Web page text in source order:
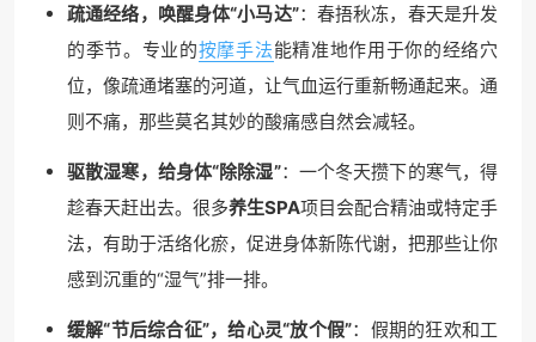
疏通经络，唤醒身体“小马达”：春捂秋冻，春天是升发
的季节。专业的按摩手法能精准地作用于你的经络穴
位，像疏通堵塞的河道，让气血运行重新畅通起来。通
则不痛，那些莫名其妙的酸痛感自然会减轻。
驱散湿寒，给身体“除除湿”：一个冬天攒下的寒气，得
趁春天赶出去。很多养生SPA项目会配合精油或特定手
法，有助于活络化瘀，促进身体新陈代谢，把那些让你
感到沉重的“湿气”排一排。
缓解“节后综合征”，给心灵“放个假”：假期的狂欢和工